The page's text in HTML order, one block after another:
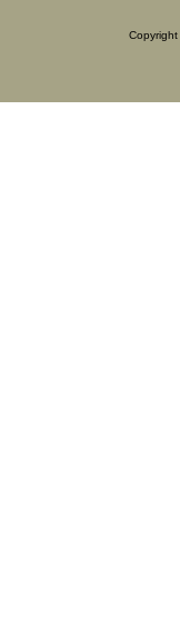
Copyright